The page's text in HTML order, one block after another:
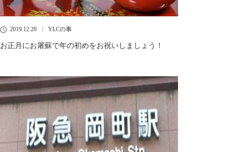
2019.12.20 YLCの事
お正月にお屠蘇で年の初めをお祝いしましょう！